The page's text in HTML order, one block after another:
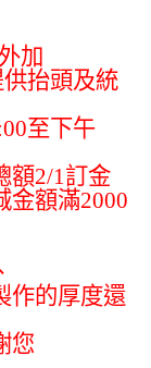
加
抬頭及統
至下午
額2/1訂金
金額滿2000
作的厚度還
您